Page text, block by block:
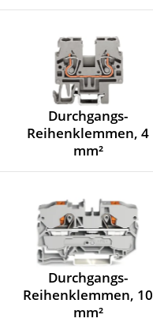
Durchgangs-
Reihenklemmen, 4
mm²
Durchgangs-
Reihenklemmen, 10
mm²